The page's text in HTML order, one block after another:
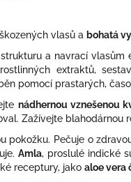
vlasů a bohatá
a navrací vlasům
extraktů,
pomocí prastarých,
nádhernou vznešenou
Zažívejte blahodárnou
pokožku. Pečuje o
Amla, proslulé indické
receptury, jako aloe vera